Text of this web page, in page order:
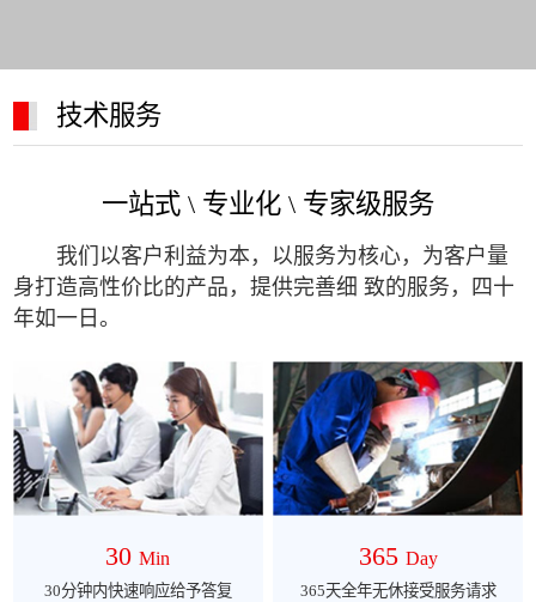
技术服务
一站式 \ 专业化 \ 专家级服务
我们以客户利益为本，以服务为核心，为客户量
身打造高性价比的产品，提供完善细 致的服务，四十
年如一日。
30Min
30分钟内快速响应给予答复
365 Day
365天全年无休接受服务请求